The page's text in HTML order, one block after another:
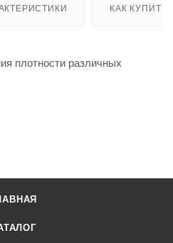
КАК КУПИТЬ
плотности различных